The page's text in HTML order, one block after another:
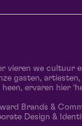
vieren we cultuur
gasten,
ervaren hier
Brands &
Design &